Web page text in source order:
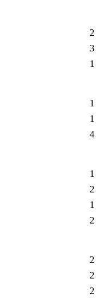
2
3
1
1
1
4
1
2
1
2
2
2
2